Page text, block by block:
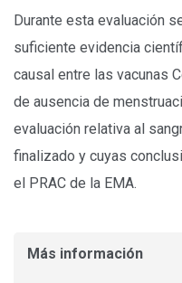
Durante esta evaluación
suficiente evidencia
causal entre las vacunas
de ausencia de
evaluación relativa al
finalizado y cuyas
el PRAC de la EMA.
Más información